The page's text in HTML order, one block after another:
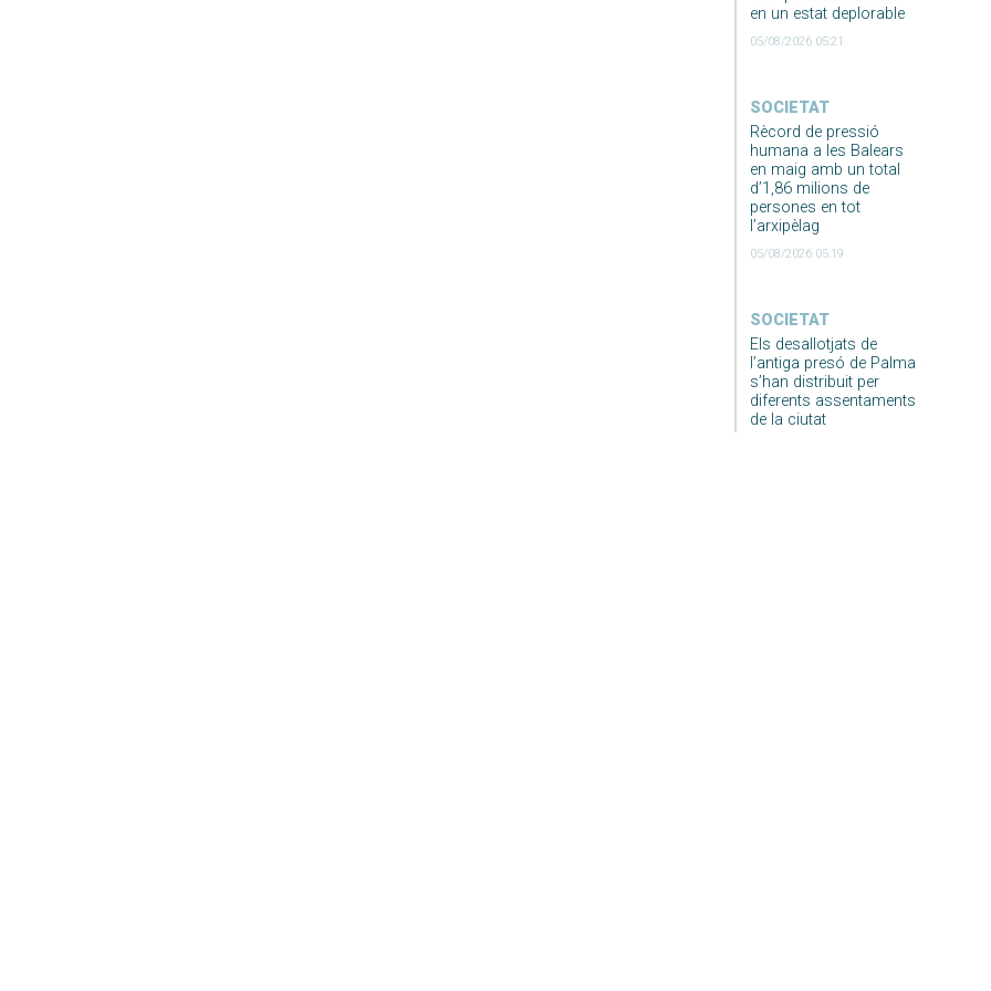
en un estat deplorable
05/08/2026 05:21
SOCIETAT
Rècord de pressió
humana a les Balears
en maig amb un total
d’1,86 milions de
persones en tot
l’arxipèlag
05/08/2026 05:19
SOCIETAT
Els desallotjats de
l’antiga presó de Palma
s’han distribuit per
diferents assentaments
de la ciutat